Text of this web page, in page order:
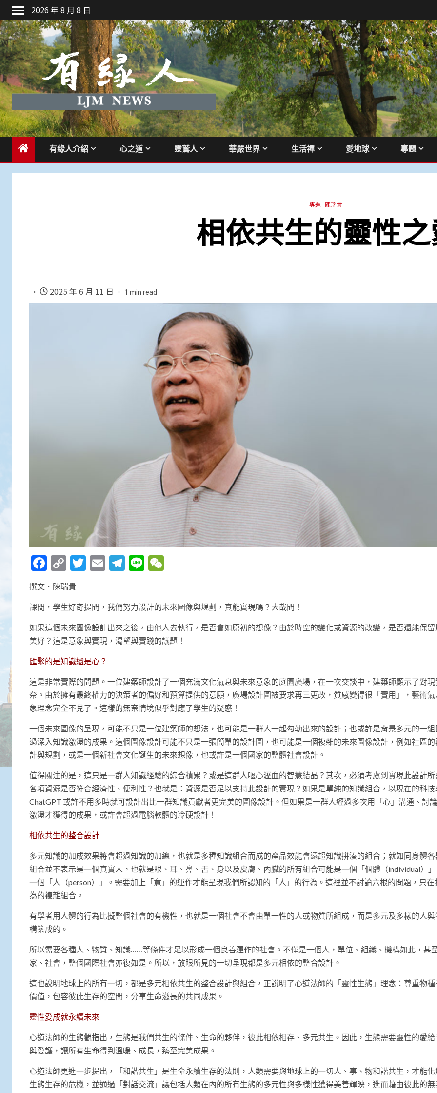
Skip
to
content
2026 年 8 月 8 日
有緣人介紹 心之道 靈鷲人 華嚴世界 生活禪 愛地球 專題
專題 陳瑞貴
相依共生的靈性
2025 年 6 月 11 日 1 min read
Facebook
Copy
Link
Twitter
EmailTelegram
Line
撰文．陳瑞貴
課間，學生好奇提問，我們努力設計的未來圖像與規劃，真能實現嗎？大哉問！
如果這個未來圖像設計出來之後，由他人去執行，是否會如原初的想像？由於時空的變化或資源的改變，是否還能保留
美好？這是意象與實現，渴望與實踐的議題！
匯聚的是知識還是心？
這是非常實際的問題。一位建築師設計了一個充滿文化氣息與未來意象的庭園廣場，在一次交談中，建築師顯示了對現
奈。由於擁有最終權力的決策者的偏好和預算提供的意願，廣場設計圖被要求再三更改，質感變得很「實用」，藝術氣
象理念完全不見了。這樣的無奈情境似乎對應了學生的疑惑！
一個未來圖像的呈現，可能不只是一位建築師的想法，也可能是一群人一起勾勒出來的設計；也或許是背景多元的一組
過深入知識激盪的成果。這個圖像設計可能不只是一張簡單的設計圖，也可能是一個複雜的未來圖像設計，例如社區的
計與規劃，或是一個新社會文化誕生的未來想像，也或許是一個國家的整體社會設計。
值得關注的是，這只是一群人知識經驗的綜合積累？或是這群人嘔心瀝血的智慧結晶？其次，必須考慮到實現此設計所
各項資源是否符合經濟性、便利性？也就是：資源是否足以支持此設計的實現？如果是單純的知識組合，以現在的科技
ChatGPT 或許不用多時就可設計出比一群知識貢獻者更完美的圖像設計。但如果是一群人經過多次用「心」溝通、討
激盪才獲得的成果，或許會超過電腦軟體的冷硬設計！
相依共生的整合設計
多元知識的加成效果將會超過知識的加總，也就是多種知識組合而成的產品效能會遠超知識拼湊的組合；就如同身體
組合並不表示是一個真實人，也就是眼、耳、鼻、舌、身以及皮膚、內臟的所有組合可能是一個「個體（individual）
一個「人（person）」。需要加上「意」的運作才能呈現我們所認知的「人」的行為。這裡並不討論六根的問題，只在
為的複雜組合。
有學者用人體的行為比擬整個社會的有機性，也就是一個社會不會由單一性的人或物質所組成，而是多元及多樣的人
構築成的。
所以需要各種人、物質、知識……等條件才足以形成一個良善運作的社會。不僅是一個人，單位、組織、機構如此，甚
家、社會，整個國際社會亦復如是。所以，放眼所見的一切呈現都是多元相依的整合設計。
這也說明地球上的所有一切，都是多元相依共生的整合設計與組合，正說明了心道法師的「靈性生態」理念：尊重物種
價值，包容彼此生存的空間，分享生命滋長的共同成果。
靈性愛成就永續未來
心道法師的生態觀指出，生態是我們共生的條件、生命的夥伴，彼此相依相存、多元共生。因此，生態需要靈性的愛
與愛護，讓所有生命得到溫暖、成長，臻至完美成果。
心道法師更進一步提出，「和諧共生」是生命永續生存的法則，人類需要與地球上的一切人、事、物和諧共生，才能
生態生存的危機，並通過「對話交流」讓包括人類在內的所有生態的多元性與多樣性獲得美善輝映，進而藉由彼此的無